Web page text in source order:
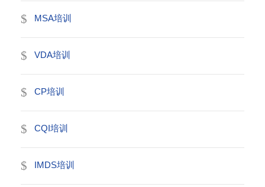
MSA培训
VDA培训
CP培训
CQI培训
IMDS培训